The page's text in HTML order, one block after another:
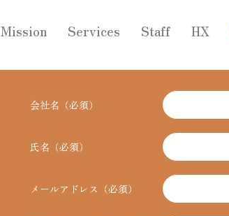
Mission Services Staff HX
会社名（必須）
氏名（必須）
メールアドレス（必須）